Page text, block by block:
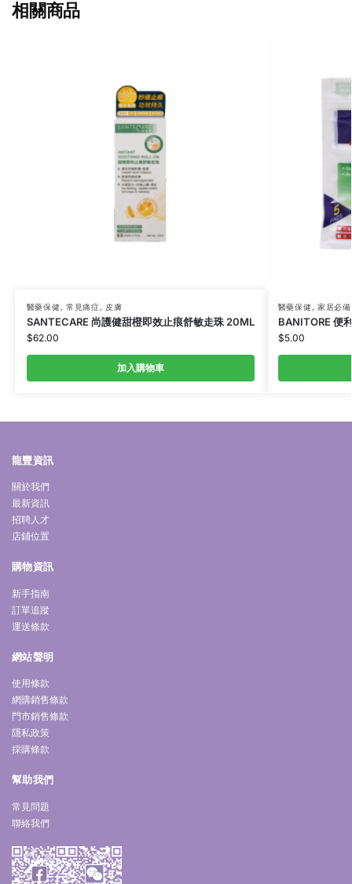
相關商品
醫藥保健, 常見痛症, 皮膚
SANTECARE 尚護健甜橙即效止痕舒敏走珠 20ML
$62.00
加入購物車
醫藥保健, 家居必備
BANITORE 便
$5.00
龍豐資訊
關於我們
最新資訊
招聘人才
店鋪位置
購物資訊
新手指南
訂單追蹤
運送條款
網站聲明
使用條款
網購銷售條款
門市銷售條款
隱私政策
採購條款
幫助我們
常見問題
聯絡我們